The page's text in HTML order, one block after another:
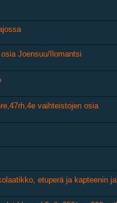
Joensuu/Ilomantsi
vaihteistojen osia
etuperä ja kapteenin